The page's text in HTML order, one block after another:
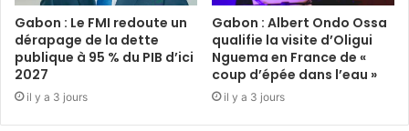
Gabon : Le FMI redoute un
dérapage de la dette
publique à 95 % du PIB d’ici
2027
il y a 3 jours
Gabon : Albert Ondo Ossa
qualifie la visite d’Oligui
Nguema en France de «
coup d’épée dans l’eau »
il y a 3 jours